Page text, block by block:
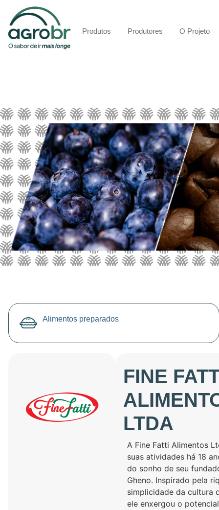
Produtos Produtores O Projeto
Alimentos preparados
FINE
LTDA
A Fine Fatti Alimentos
suas atividades há 18
do sonho de seu
Gheno. Inspirado pela
simplicidade da cultura
ele enxergou o